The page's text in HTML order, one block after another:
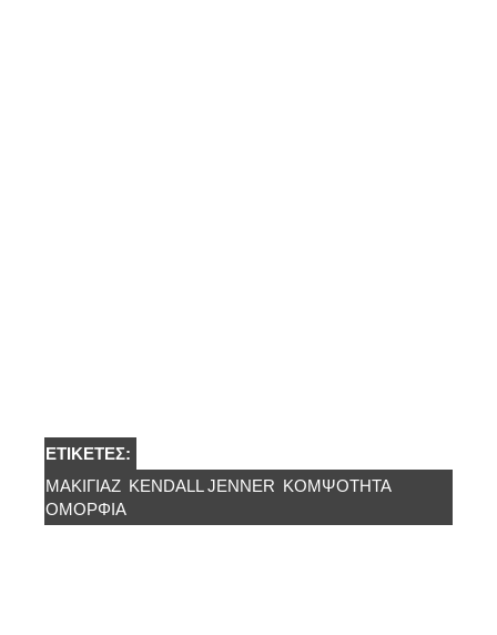
ΕΤΙΚΈΤΕΣ:
ΜΑΚΙΓΙΆΖ KENDALL JENNER ΚΟΜΨΌΤΗΤΑ
ΟΜΟΡΦΙΆ